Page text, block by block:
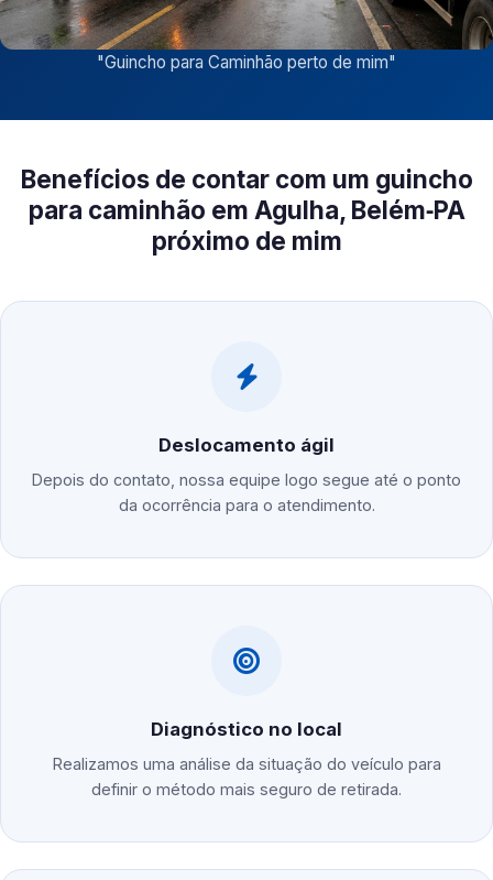
"Guincho para Caminhão perto de mim"
Benefícios de contar com um guincho
para caminhão em Agulha, Belém‑PA
próximo de mim
Deslocamento ágil
Depois do contato, nossa equipe logo segue até o ponto
da ocorrência para o atendimento.
Diagnóstico no local
Realizamos uma análise da situação do veículo para
definir o método mais seguro de retirada.